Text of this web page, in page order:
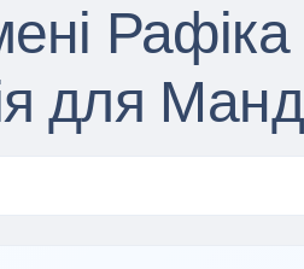
Рафіка
для